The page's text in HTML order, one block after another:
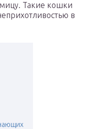
Такие кошки
в